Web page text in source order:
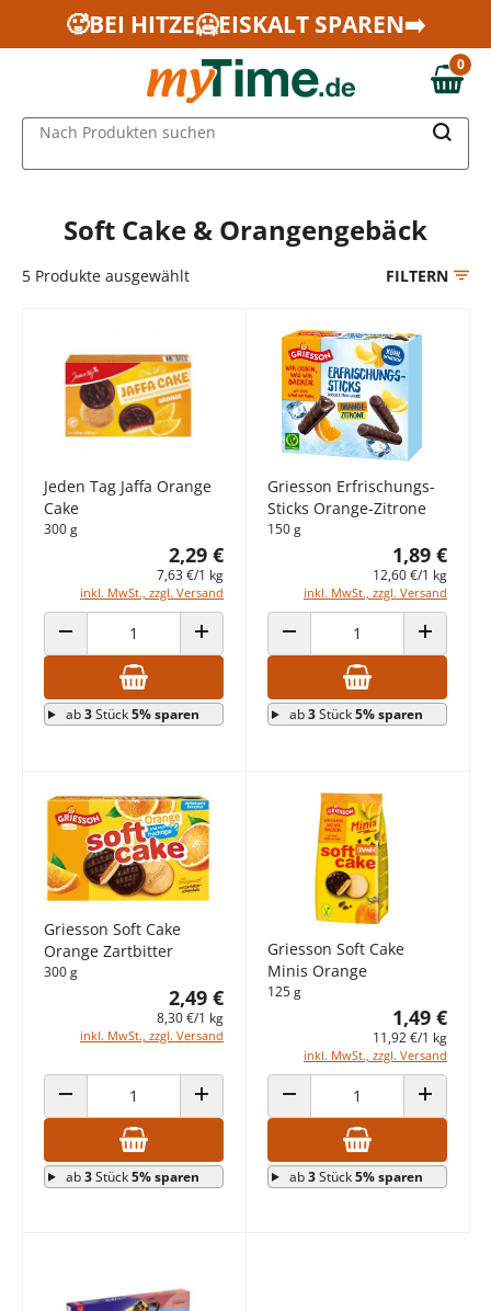
Zum Hauptinhalt springen
Zur Navigation springen
Zur Suche springen
🥵BEI HITZE🥶EISKALT SPAREN➡️
0,00 €
0
Nach Produkten suchen
Soft Cake & Orangengebäck
5 Produkte ausgewählt FILTERN
Jeden Tag Jaffa Orange
Cake
300 g
2,29 €
7,63 €/1 kg
inkl. MwSt., zzgl. Versand
ANZAHL VERRINGERN ANZAHL ERHÖHEN
ab3Stück5% sparen
Griesson Erfrischungs-
Sticks Orange-Zitrone
150 g
1,89 €
12,60 €/1 kg
inkl. MwSt., zzgl. Versand
ANZAHL VERRINGERN ANZAHL
ab3Stück5% sparen
Griesson Soft Cake
Orange Zartbitter
300 g
2,49 €
8,30 €/1 kg
inkl. MwSt., zzgl. Versand
ANZAHL VERRINGERN ANZAHL ERHÖHEN
ab3Stück5% sparen
Griesson Soft Cake
Minis Orange
125 g
1,49 €
11,92 €/1 kg
inkl. MwSt., zzgl. Versand
ANZAHL VERRINGERN ANZAHL
ab3Stück5% sparen